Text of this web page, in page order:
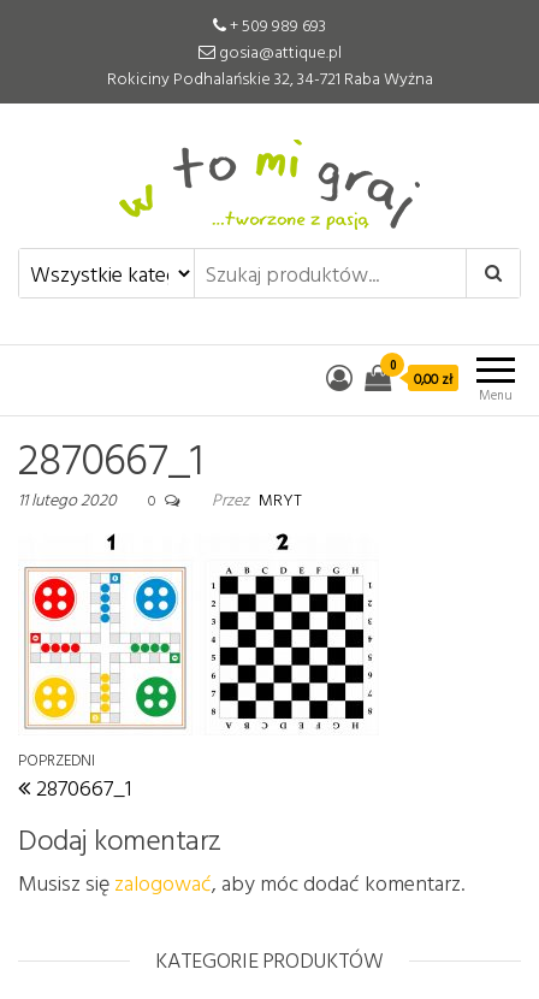
+ 509 989 693
gosia@attique.pl
Rokiciny Podhalańskie 32, 34-721 Raba Wyżna
W to mi graj
Pomoce edukacyjne tworzone z
pasją
Menu
0
0,00 zł
2870667_1
11 lutego 2020 0 Przez MRYT
Nawigacja wpisu
Poprzedni wpis
POPRZEDNI
2870667_1
Dodaj komentarz
Musisz sięzalogować, aby móc dodać komentarz.
KATEGORIE PRODUKTÓW